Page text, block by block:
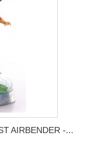
AIRBENDER -...